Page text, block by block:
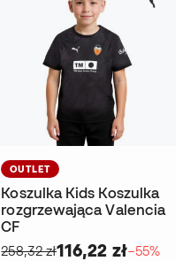
OUTLET
Koszulka Kids Koszulka
rozgrzewająca Valencia
CF
258,32 zł116,22 zł−55%